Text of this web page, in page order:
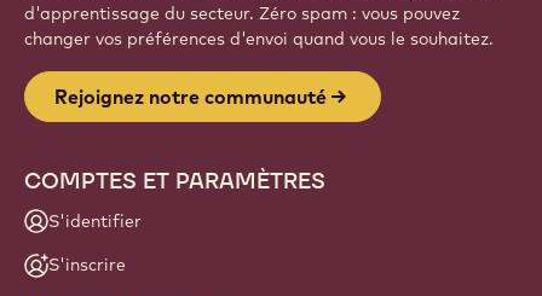
d'apprentissage du secteur. Zéro spam : vous pouvez
changer vos préférences d'envoi quand vous le souhaitez.
Rejoignez notre communauté
COMPTES ET PARAMÈTRES
S'identifier
S'inscrire